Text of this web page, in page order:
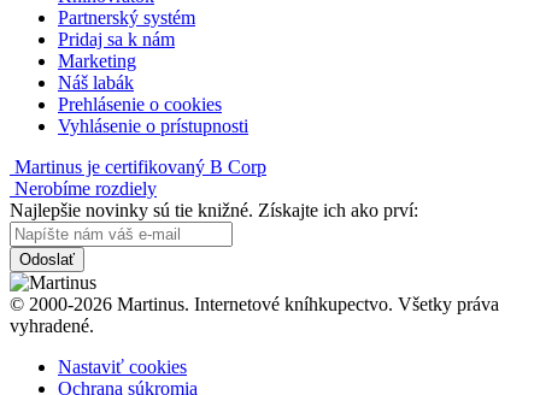
Partnerský systém
Pridaj sa k nám
Marketing
Náš labák
Prehlásenie o cookies
Vyhlásenie o prístupnosti
Martinus je certifikovaný B Corp
Nerobíme rozdiely
Najlepšie novinky sú tie knižné. Získajte ich ako prví:
Odoslať
© 2000-2026 Martinus. Internetové kníhkupectvo. Všetky práva
vyhradené.
Nastaviť cookies
Ochrana súkromia